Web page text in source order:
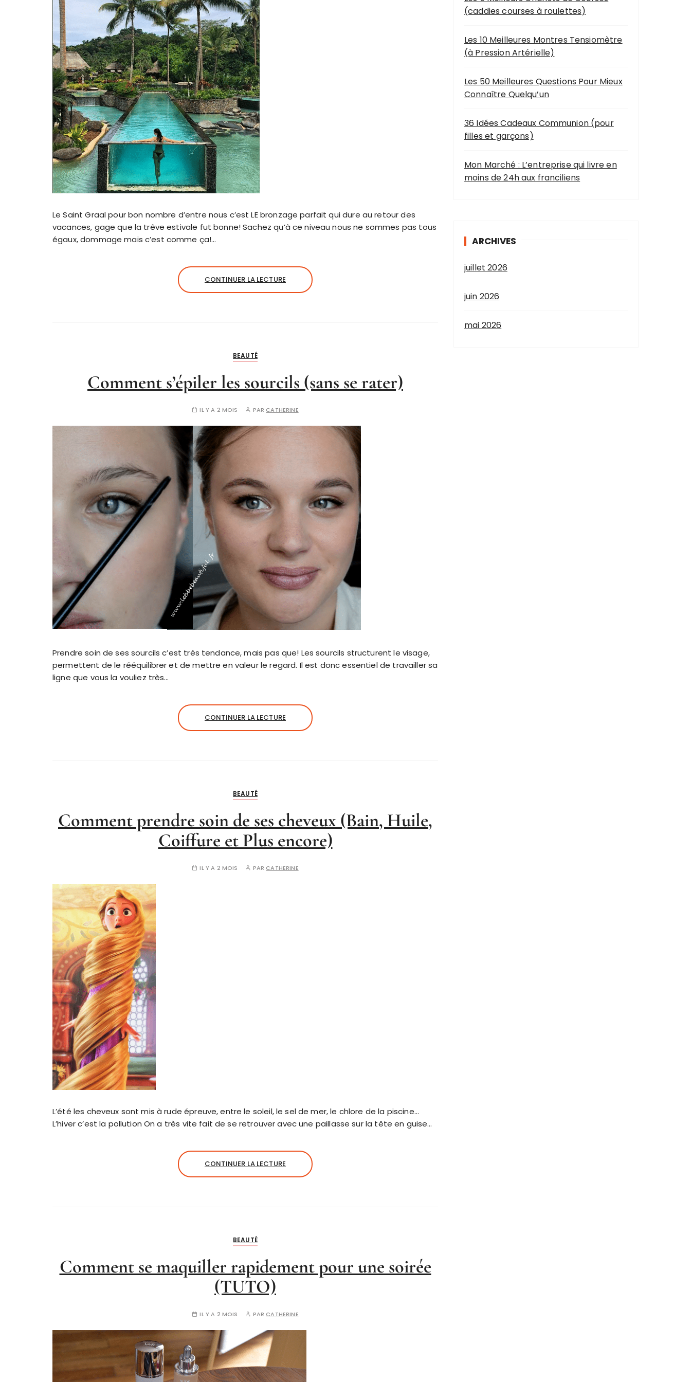
Le Saint Graal pour bon nombre d’entre nous c’est LE bronzage parfait qui dure au retour des
vacances, gage que la trêve estivale fut bonne! Sachez qu’à ce niveau nous ne sommes pas tous
égaux, dommage mais c’est comme ça!…
CONTINUER LA LECTURE
BEAUTÉ
Comment s’épiler les sourcils (sans se rater)
IL Y A 2 MOIS PAR CATHERINE
Prendre soin de ses sourcils c’est très tendance, mais pas que! Les sourcils structurent le visage,
permettent de le rééquilibrer et de mettre en valeur le regard. Il est donc essentiel de travailler sa
ligne que vous la vouliez très…
CONTINUER LA LECTURE
BEAUTÉ
Comment prendre soin de ses cheveux (Bain, Huile,
Coiffure et Plus encore)
IL Y A 2 MOIS PAR CATHERINE
L’été les cheveux sont mis à rude épreuve, entre le soleil, le sel de mer, le chlore de la piscine…
L’hiver c’est la pollution On a très vite fait de se retrouver avec une paillasse sur la tête en guise…
CONTINUER LA LECTURE
BEAUTÉ
Comment se maquiller rapidement pour une soirée
(TUTO)
IL Y A 2 MOIS PAR CATHERINE
p
u
r
:
(caddies courses à roulettes)
Les 10 Meilleures Montres Tensiomètre
(à Pression Artérielle)
Les 50 Meilleures Questions Pour Mieux
Connaître Quelqu’un
36 Idées Cadeaux Communion (pour
filles et garçons)
Mon Marché : L’entreprise qui livre en
moins de 24h aux franciliens
ARCHIVES
juillet 2026
juin 2026
mai 2026